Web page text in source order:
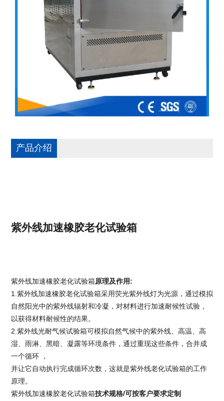
产品介绍
紫外线加速橡胶老化试验箱
紫外线加速橡胶老化试验箱原理及作用:
1. 紫外线加速橡胶老化试验箱采用荧光紫外线灯为光源，通过模拟
自然阳光中的紫外线辐射和冷凝，对材料进行加速耐候性试验，
以获得材料耐候性的结果。
2.紫外线光耐气候试验箱可模拟自然气候中的紫外线、高温、高
湿、雨淋、黑暗、凝露等环境条件，通过重现这些条件，合并成
一个循环 ，
并让它自动执行完成循环次数，这就是紫外线老化试验箱的工作
原理。
紫外线加速橡胶老化试验箱技术规格/可按客户要求定制